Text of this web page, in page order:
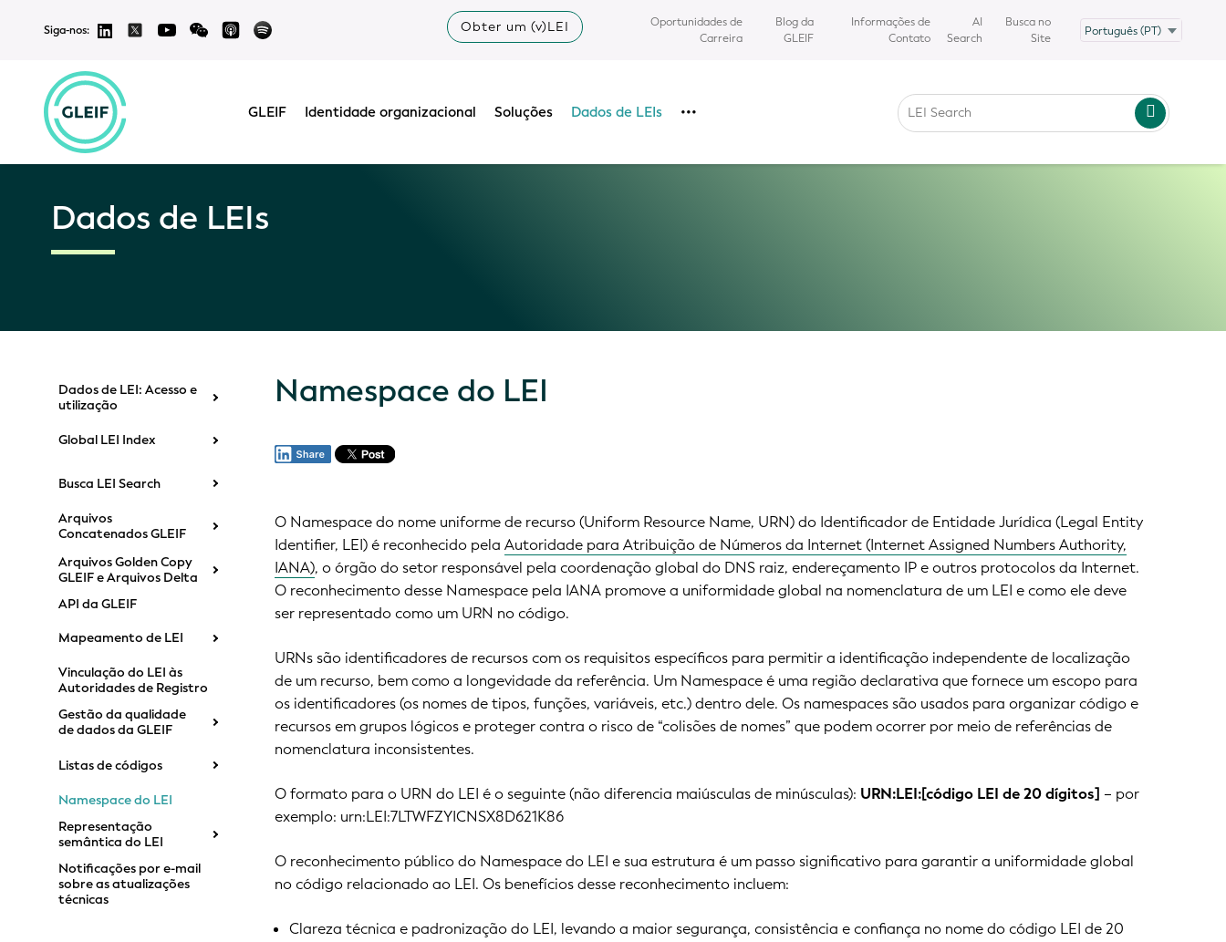
Siga-nos: Obter um (v)LEI
Oportunidades de
Carreira
Blog da
GLEIF
Informações de
Contato
AI
Search
Busca no
Site
GLEIF Identidade organizacional Soluções Dados de LEIs •••
Dados de LEIs
Dados de LEI: Acesso e
utilização
Global LEI Index
Busca LEI Search
Arquivos
Concatenados GLEIF
Arquivos Golden Copy
GLEIF e Arquivos Delta
API da GLEIF
Mapeamento de LEI
Vinculação do LEI às
Autoridades de Registro
Gestão da qualidade
de dados da GLEIF
Listas de códigos
Namespace do LEI
Representação
semântica do LEI
Notificações por e-mail
sobre as atualizações
técnicas
Namespace do LEI
O Namespace do nome uniforme de recurso (Uniform Resource Name, URN) do Identificador de Entidade Jurídica (Legal Entity
Identifier, LEI) é reconhecido pelaAutoridade para Atribuição de Números da Internet (Internet Assigned Numbers Authority,
IANA), o órgão do setor responsável pela coordenação global do DNS raiz, endereçamento IP e outros protocolos da Internet.
O reconhecimento desse Namespace pela IANA promove a uniformidade global na nomenclatura de um LEI e como ele deve
ser representado como um URN no código.
URNs são identificadores de recursos com os requisitos específicos para permitir a identificação independente de localização
de um recurso, bem como a longevidade da referência. Um Namespace é uma região declarativa que fornece um escopo para
os identificadores (os nomes de tipos, funções, variáveis, etc.) dentro dele. Os namespaces são usados para organizar código e
recursos em grupos lógicos e proteger contra o risco de “colisões de nomes” que podem ocorrer por meio de referências de
nomenclatura inconsistentes.
O formato para o URN do LEI é o seguinte (não diferencia maiúsculas de minúsculas): URN:LEI:[código LEI de 20 dígitos] – por
exemplo: urn:LEI:7LTWFZYICNSX8D621K86
O reconhecimento público do Namespace do LEI e sua estrutura é um passo significativo para garantir a uniformidade global
no código relacionado ao LEI. Os benefícios desse reconhecimento incluem:
Clareza técnica e padronização do LEI, levando a maior segurança, consistência e confiança no nome do código LEI de 20